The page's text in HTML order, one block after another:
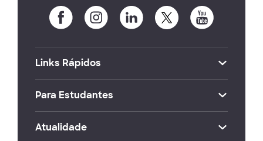
Links Rápidos
Para Estudantes
Atualidade